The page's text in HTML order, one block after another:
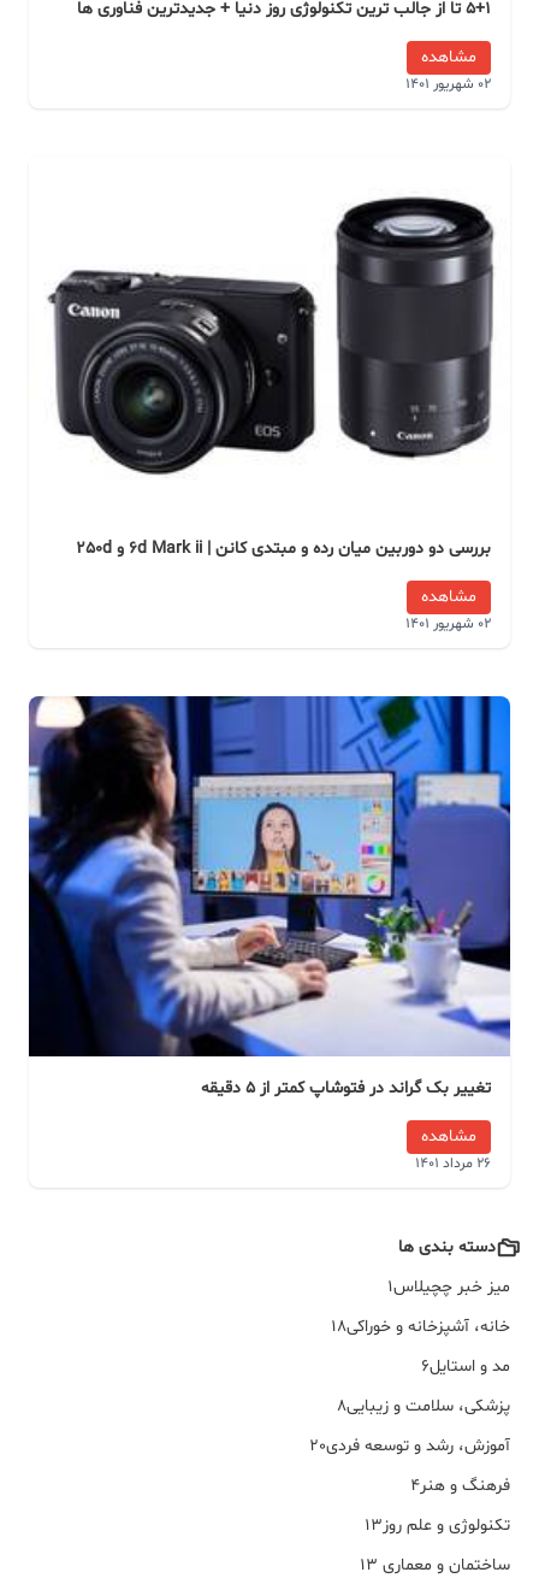
5+1 تا از جالب ترین تکنولوژی روز دنیا + جدیدترین فناوری ها
مشاهده
02 شهریور 1401
بررسی دو دوربین میان رده و مبتدی کانن | 6d Mark ii و 250d
مشاهده
02 شهریور 1401
تغییر بک گراند در فتوشاپ کمتر از 5 دقیقه
مشاهده
26 مرداد 1401
دسته بندی ها
میز خبر چچیلاس1
خانه، آشپزخانه و خوراکی18
مد و استایل6
پزشکی، سلامت و زیبایی8
آموزش، رشد و توسعه فردی20
فرهنگ و هنر4
تکنولوژی و علم روز13
ساختمان و معماری 13